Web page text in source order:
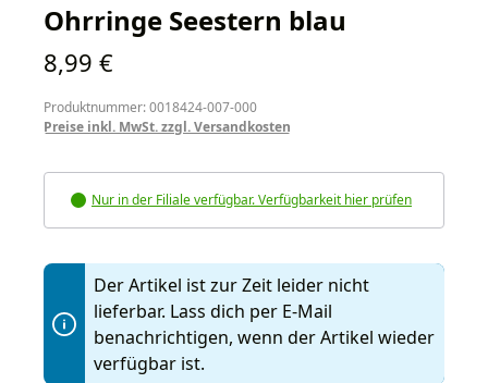
Ohrringe Seestern blau
Regulärer Preis:
8,99 €
Produktnummer: 0018424-007-000
Preise inkl. MwSt. zzgl. Versandkosten
Nur in der Filiale verfügbar. Verfügbarkeit hier prüfen
Der Artikel ist zur Zeit leider nicht
lieferbar. Lass dich per E-Mail
benachrichtigen, wenn der Artikel wieder
verfügbar ist.